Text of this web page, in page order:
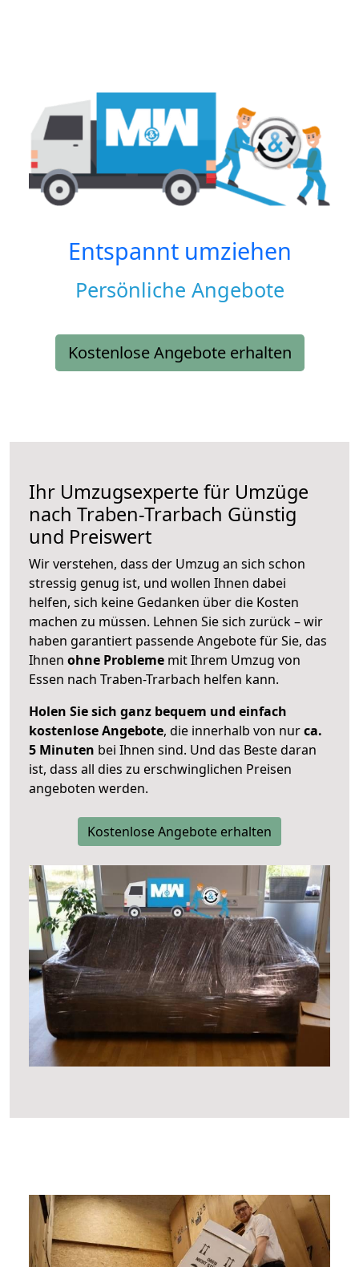
Entspannt umziehen
Persönliche Angebote
Kostenlose Angebote erhalten
Ihr Umzugsexperte für Umzüge
nach Traben-Trarbach Günstig
und Preiswert
Wir verstehen, dass der Umzug an sich schon
stressig genug ist, und wollen Ihnen dabei
helfen, sich keine Gedanken über die Kosten
machen zu müssen. Lehnen Sie sich zurück – wir
haben garantiert passende Angebote für Sie, das
Ihnen ohne Probleme mit Ihrem Umzug von
Essen nach Traben-Trarbach helfen kann.
Holen Sie sich ganz bequem und einfach
kostenlose Angebote, die innerhalb von nurca.
5 Minuten bei Ihnen sind. Und das Beste daran
ist, dass all dies zu erschwinglichen Preisen
angeboten werden.
Kostenlose Angebote erhalten